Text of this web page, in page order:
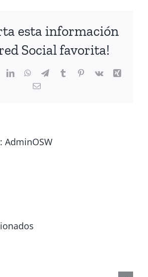
esta información
Social favorita!
LinkedInWhatsApp
TelegramTumblrPinterest
Vk
Xing
Correo
AdminOSW